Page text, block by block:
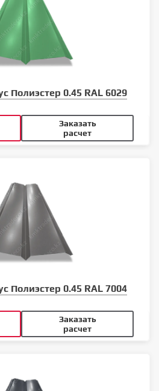
Полиэстер 0.45 RAL 6029
Заказать
расчет
Полиэстер 0.45 RAL 7004
Заказать
расчет